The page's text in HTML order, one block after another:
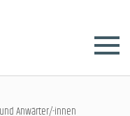
Anwärter/-innen